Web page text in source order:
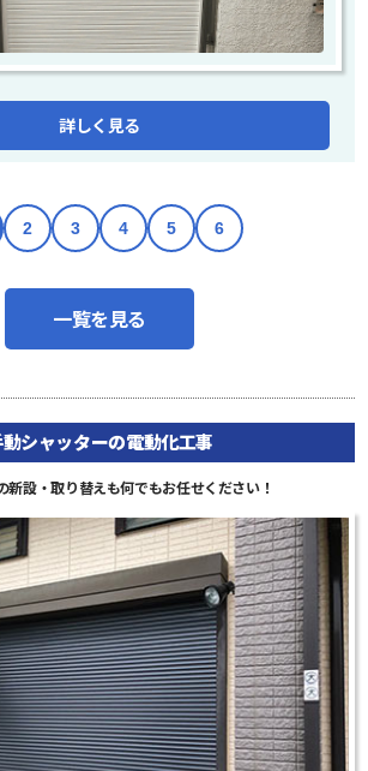
詳しく見る
2 3 4 5 6
一覧を見る
シャッターの電動化工事
新設・取り替えも何でもお任せください！